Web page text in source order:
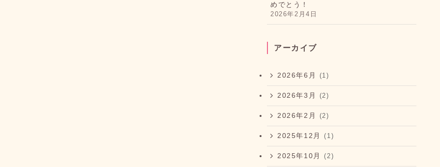
めでとう！
2026年2月4日
アーカイブ
2026年6月 (1)
2026年3月 (2)
2026年2月 (2)
2025年12月 (1)
2025年10月 (2)